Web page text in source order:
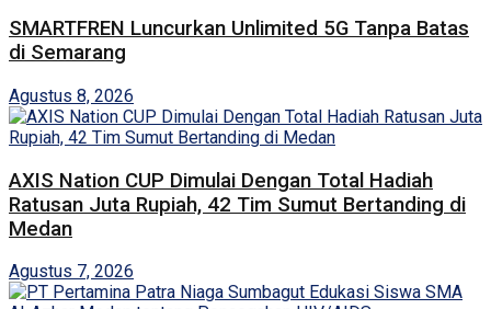
SMARTFREN Luncurkan Unlimited 5G Tanpa Batas
di Semarang
Agustus 8, 2026
AXIS Nation CUP Dimulai Dengan Total Hadiah
Ratusan Juta Rupiah, 42 Tim Sumut Bertanding di
Medan
Agustus 7, 2026